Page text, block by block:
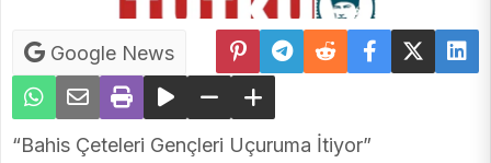
Google News
“Bahis Çeteleri Gençleri Uçuruma İtiyor”